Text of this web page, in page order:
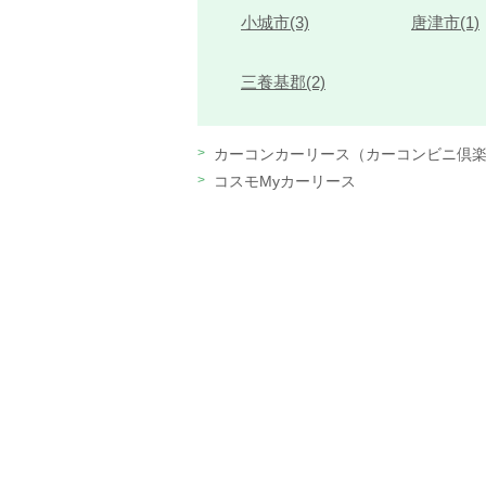
小城市(3)
唐津市(1)
三養基郡(2)
カーコンカーリース（カーコンビニ倶楽
コスモMyカーリース